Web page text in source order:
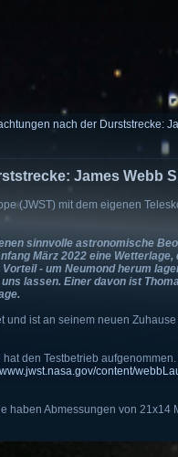
nach der Durststrecke:
James Webb
(JWST) mit dem eigenen
sinnvolle astronomische
März 2022 eine
- um Neumond herum
lassen. Einer davon ist
und ist an seinem neuen
den Testbetrieb
content/
haben Abmessungen von 21x14